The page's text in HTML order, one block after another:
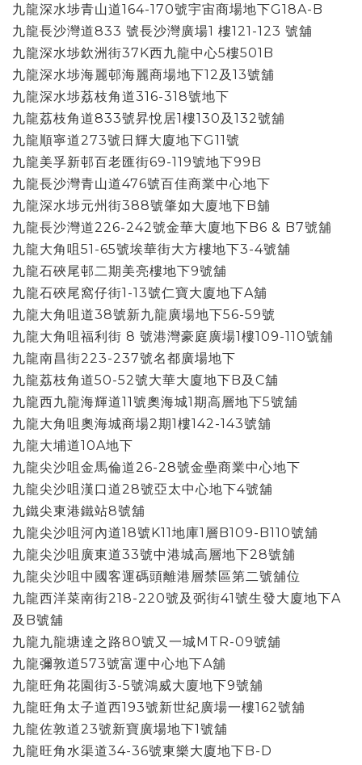
九龍深水埗青山道164-170號宇宙商場地下G18A-B
九龍長沙灣道833 號長沙灣廣場1 樓121-123 號舖
九龍深水埗欽洲街37K西九龍中心5樓501B
九龍深水埗海麗邨海麗商場地下12及13號舖
九龍深水埗荔枝角道316-318號地下
九龍荔枝角道833號昇悅居1樓130及132號舖
九龍順寧道273號日輝大廈地下G11號
九龍美孚新邨百老匯街69-119號地下99B
九龍長沙灣青山道476號百佳商業中心地下
九龍深水埗元州街388號肇如大廈地下B舖
九龍長沙灣道226-242號金華大廈地下B6 & B7號舖
九龍大角咀51-65號埃華街大方樓地下3-4號舖
九龍石硤尾邨二期美亮樓地下9號舖
九龍石硤尾窩仔街1-13號仁寶大廈地下A舖
九龍大角咀道38號新九龍廣場地下56-59號
九龍大角咀福利街 8 號港灣豪庭廣場1樓109-110號舖
九龍南昌街223-237號名都廣場地下
九龍荔枝角道50-52號大華大廈地下B及C舖
九龍西九龍海輝道11號奧海城1期高層地下5號舖
九龍大角咀奧海城商場2期1樓142-143號舖
九龍大埔道10A地下
九龍尖沙咀金馬倫道26-28號金壘商業中心地下
九龍尖沙咀漢口道28號亞太中心地下4號舖
九鐵尖東港鐵站8號舖
九龍尖沙咀河內道18號K11地庫1層B109-B110號舖
九龍尖沙咀廣東道33號中港城高層地下28號舖
九龍尖沙咀中國客運碼頭離港層禁區第二號舖位
九龍西洋菜南街218-220號及弼街41號生發大廈地下A
及B號舖
九龍九龍塘達之路80號又一城MTR-09號舖
九龍彌敦道573號富運中心地下A舖
九龍旺角花園街3-5號鴻威大廈地下9號舖
九龍旺角太子道西193號新世紀廣場一樓162號舖
九龍佐敦道23號新寶廣場地下1號舖
九龍旺角水渠道34-36號東樂大廈地下B-D